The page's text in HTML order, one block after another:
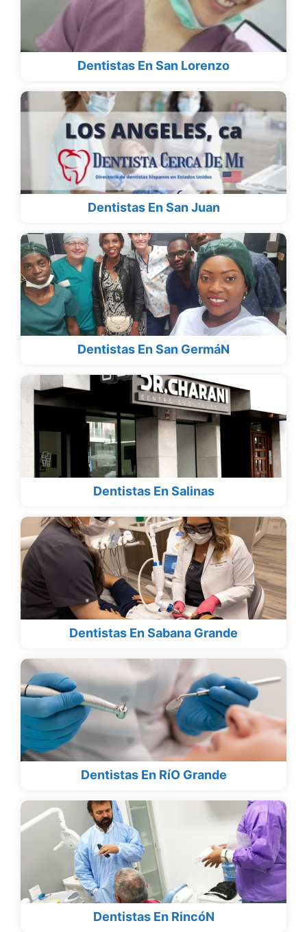
Dentistas En San Lorenzo
Dentistas En San Juan
Dentistas En San GermáN
Dentistas En Salinas
Dentistas En Sabana Grande
Dentistas En RíO Grande
Dentistas En RincóN